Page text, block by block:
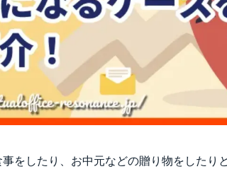
をしたり、お中元などの贈り物をしたり